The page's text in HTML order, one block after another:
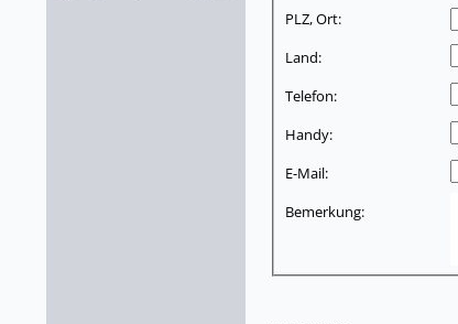
PLZ, Ort:
Land:
Telefon:
Handy:
E-Mail:
Bemerkung: